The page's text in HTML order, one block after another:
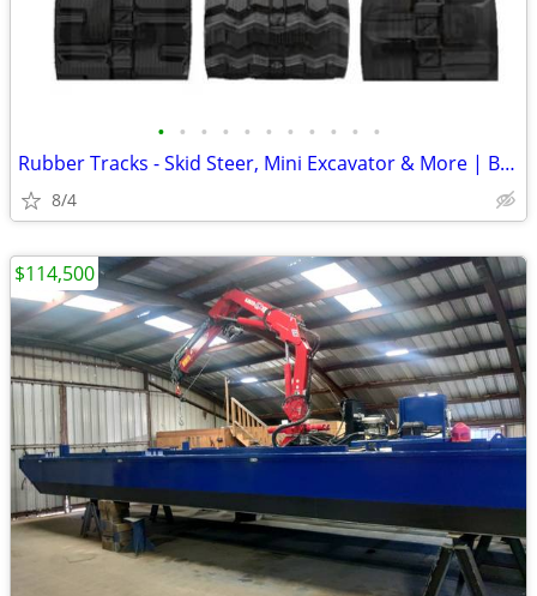
• • • • • • • • • • •
Rubber Tracks - Skid Steer, Mini Excavator & More | Best Prices
8/4
$114,500